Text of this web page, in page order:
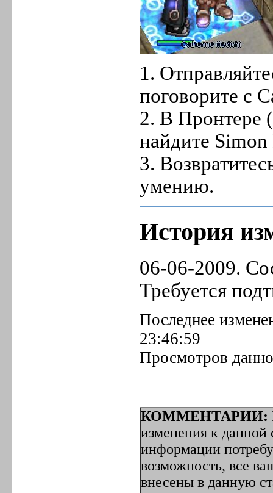
1.
поговорите с
2. В Пронтере
найдите
3.
умению.
История
06-06-2009.
Требуется
Последнее
23:46:59
Просмотров
КОММЕНТАРИИ:
изменения к данной
информации
возможность, все
внесены в данную